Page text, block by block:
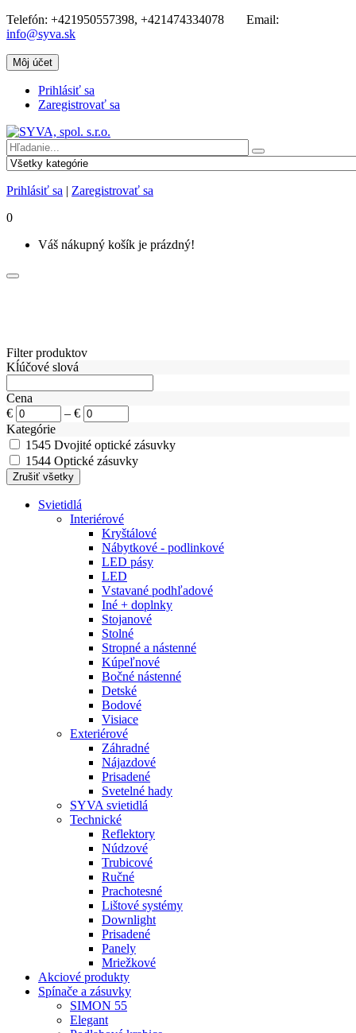
Telefón: +421950557398, +421474334078 Email:
info@syva.sk
Môj účet
Prihlásiť sa
Zaregistrovať sa
Prihlásiť sa | Zaregistrovať sa
0
Váš nákupný košík je prázdný!
Filter produktov
Kĺúčové slová
Cena
€
– €
Kategórie
1545 Dvojité optické zásuvky
1544 Optické zásuvky
Svietidlá
Interiérové
Kryštálové
Nábytkové - podlinkové
LED pásy
LED
Vstavané podhľadové
Iné + doplnky
Stojanové
Stolné
Stropné a nástenné
Kúpeľnové
Bočné nástenné
Detské
Bodové
Visiace
Exteriérové
Záhradné
Nájazdové
Prisadené
Svetelné hady
SYVA svietidlá
Technické
Reflektory
Núdzové
Trubicové
Ručné
Prachotesné
Lištové systémy
Downlight
Prisadené
Panely
Mriežkové
Akciové produkty
Spínače a zásuvky
SIMON 55
Elegant